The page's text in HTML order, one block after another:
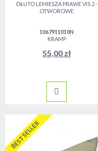
DŁUTO LEMIESZA PRAWE VIS 2 -
OTWOROWE
1067911010N
KRAMP
55,00 zł
BESTSELLER